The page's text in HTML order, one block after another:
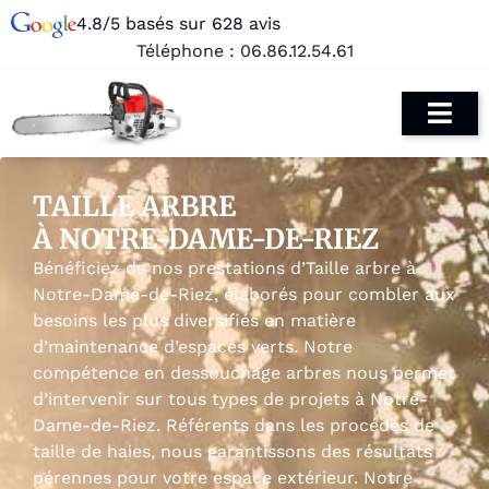
4.8/5 basés sur 628 avis
Téléphone : 06.86.12.54.61
TAILLE ARBRE
À NOTRE-DAME-DE-RIEZ
Bénéficiez de nos prestations d’Taille arbre à
Notre-Dame-de-Riez, élaborés pour combler aux
besoins les plus diversifiés en matière
d’maintenance d’espaces verts. Notre
compétence en dessouchage arbres nous permet
d’intervenir sur tous types de projets à Notre-
Dame-de-Riez. Référents dans les procédés de
taille de haies, nous garantissons des résultats
pérennes pour votre espace extérieur. Notre